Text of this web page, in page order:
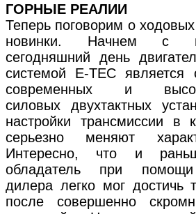
ГОРНЫЕ РЕАЛИИ
Теперь поговорим о ходовых
новинки. Начнем с
сегодняшний день
системой E-TEC
современных и
силовых двухтактных
настройки трансмиссии в
серьезно меняют
Интересно, что и
обладатель при помощи
дилера легко мог достичь
после совершенно